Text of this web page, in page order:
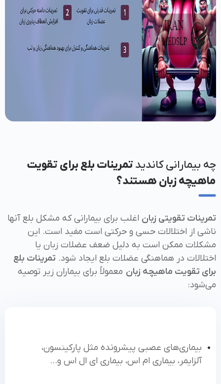
چه بیمارانی کاندید تمرینات بلع برای تقویت
ماهیچه زبان هستند؟
تمرینات تقویتی زبان اغلب برای بیمارانی که مشکل بلع آنها
ناشی از اختلالات حسی و حرکتی است مفید است. این
مشکلات ممکن است به دلیل ضعف عضلات زبان یا
اختلالات در هماهنگی عضلات بلع ایجاد شود. تمرینات بلع
برای تقویت ماهیچه زبان معمولاً برای بیماران زیر توصیه
می‌شود:
بیماری‌های عصبی پیشرونده مثل پارکینسون،
آلزایمر، بیماری ام اس، بیماری ای ال اس و...